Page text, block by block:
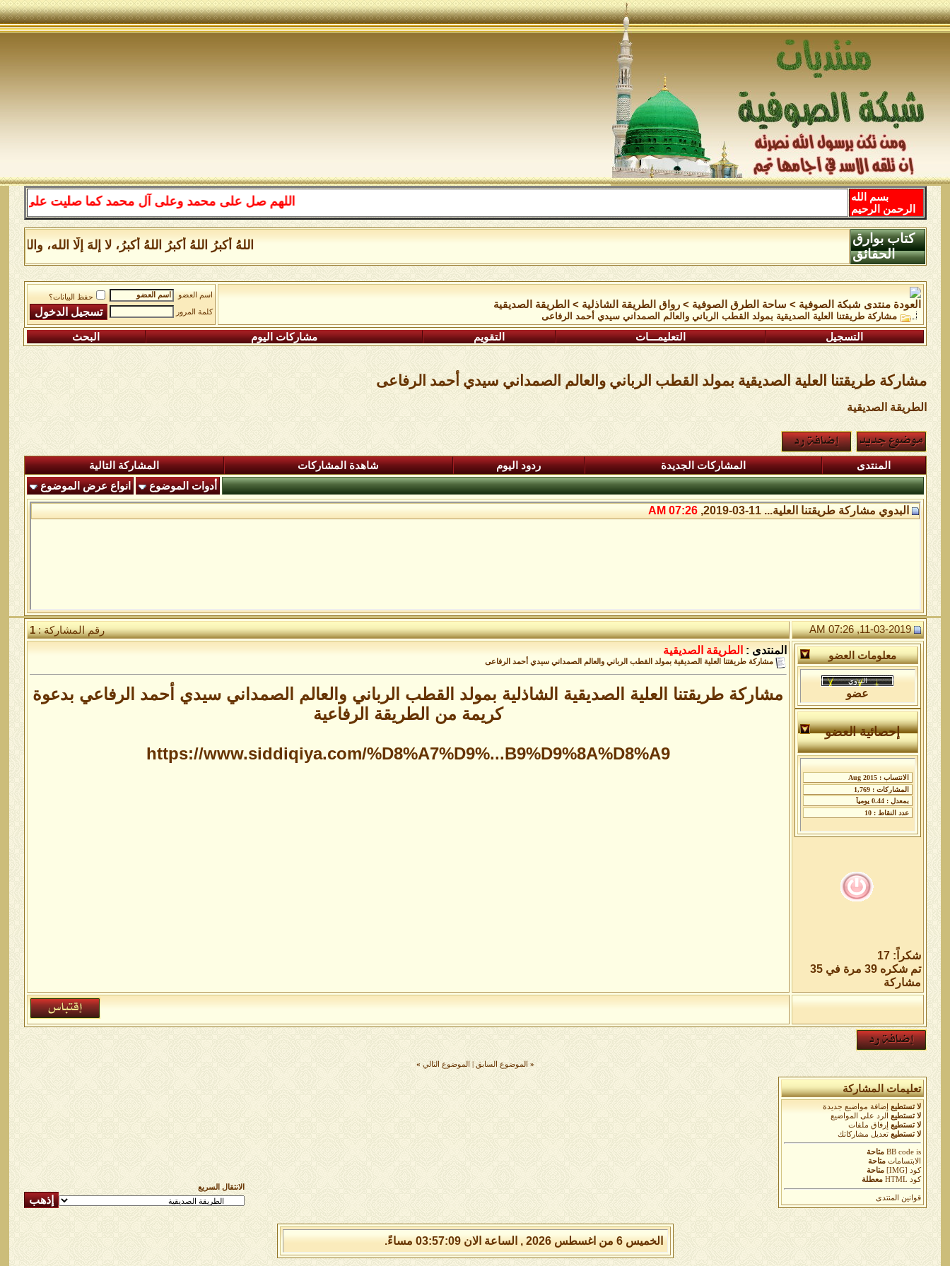
اللهم صل على محمد وعلى آل محمد كما صليت على إبراهيم
بسم الله
الرحمن الرحيم
اللهُ أكبرُ اللهُ أكبرُ اللهُ أكبرُ، لا إلهَ إلَّا الله،
كتاب بوارق
الحقائق
منتدى شبكة الصوفية > ساحة الطرق الصوفية >رواق الطريقة الشاذلية > الطريقة الصديقية
مشاركة طريقتنا العلية الصديقية بمولد القطب الرباني والعالم الصمداني سيدي أحمد الرفاعى
اسم العضو
حفظ البيانات؟
كلمة المرور
التسجيل التعليمـــات التقويم مشاركات اليوم البحث
مشاركة طريقتنا العلية الصديقية بمولد القطب الرباني والعالم الصمداني سيدي أحمد الرفاعى
الطريقة الصديقية
المنتدى المشاركات الجديدة ردود اليوم شاهدة المشاركات
المشاركة التالية
أدوات الموضوع
انواع عرض الموضوع
البدوي مشاركة طريقتنا العلية...11-03-2019,
07:26 AM
11-03-2019, 07:26 AM رقم المشاركة :1
معلومات العضو
عضو
إحصائية العضو
شكراً: 17
تم شكره 39 مرة في 35
مشاركة
المنتدى : الطريقة الصديقية
مشاركة طريقتنا العلية الصديقية بمولد القطب الرباني والعالم الصمداني سيدي أحمد الرفاعى
مشاركة طريقتنا العلية الصديقية الشاذلية بمولد القطب الرباني والعالم الصمداني سيدي أحمد الرفاعي بدعوة
كريمة من الطريقة الرفاعية
https://www.siddiqiya.com/%D8%A7%D9%...B9%D9%8A%D8%A9
« الموضوع السابق الموضوع التالي »
تعليمات المشاركة
لا تستطيع
إضافة مواضيع جديدة
لا تستطيع
الرد على المواضيع
لا تستطيع
إرفاق ملفات
لا تستطيع تعديل مشاركاتك
BB codeis
متاحة
الابتسامات متاحة
كود [IMG]
متاحة
كود HTML
معطلة
قوانين المنتدى
الانتقال السريع
الخميس 6 من اغسطس 2026 , الساعة الان 03:57:09 مساءً.